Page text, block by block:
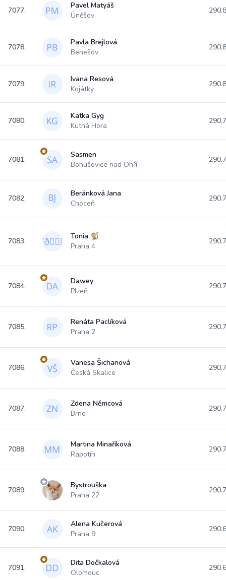
7077.
Pavel Matyáš
Úněšov
7078.
Pavla Brejlová
Benešov
7079.
Ivana Resová
Kojátky
7080.
Katka Gyg
Kutná Hora
7081.
Sasmen
Bohušovice nad Ohří
7082.
Beránková Jana
Choceň
7083.
Tonia 🐒
Praha 4
7084.
Dawey
Plzeň
7085.
Renáta Paclíková
Praha 2
7086.
Vanesa Šichanová
Česká Skalice
7087.
Zdena Němcová
Brno
7088.
Martina Minaříková
Rapotín
7089.
Bystrouška
Praha 22
7090.
Alena Kučerová
Praha 9
7091.
Dita Dočkalová
Olomouc